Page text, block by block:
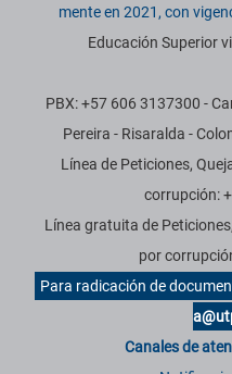
mente en 2021, con
Educación Superior
PBX: +57 606 3137300 -
Pereira - Risaralda -
Línea de Peticiones,
corrupción:
Línea gratuita de
por
Para radicación de
Canales de